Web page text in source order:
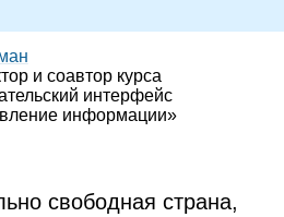
и соавтор курса
интерфейс
информации»
свободная страна,